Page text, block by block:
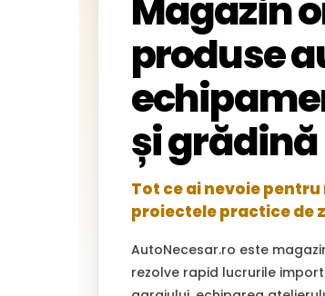
Magazin
produse
și grădină
Tot ce ai nevoie
proiectele practice de
AutoNecesar.ro este
rezolve rapid lucrurile